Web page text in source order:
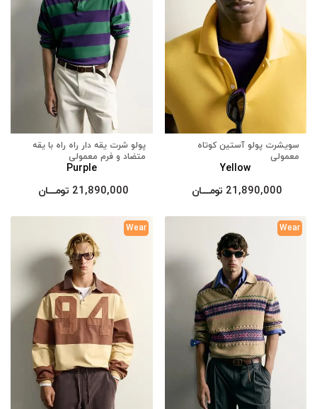
سویشرت پولو آستین کوتاه
معمولی
Yellow
21,890,000 تومــــــان
پولو شرت یقه دار راه راه با یقه
متضاد و فرم معمولی
Purple
21,890,000 تومــــــان
Wear
Wear